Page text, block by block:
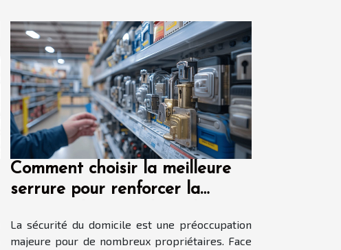
Comment choisir la meilleure
serrure pour renforcer la
La sécurité du domicile est une préoccupation
majeure pour de nombreux propriétaires. Face